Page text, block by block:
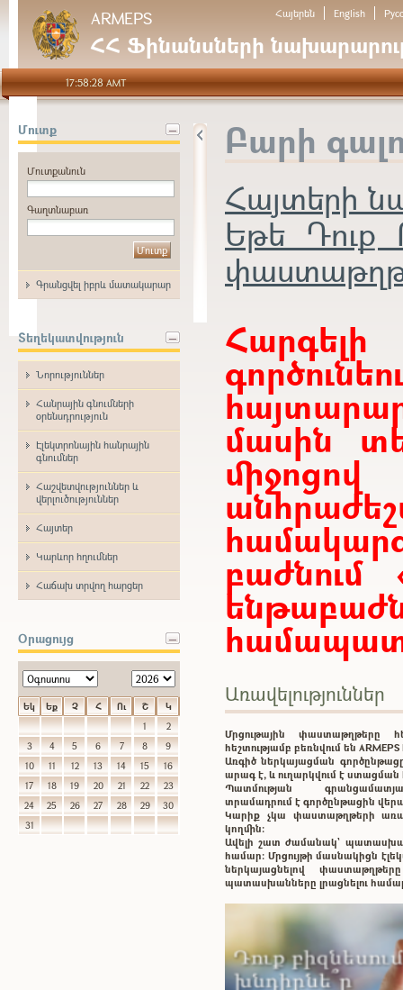
ARMEPS
ՀՀ Ֆինանսների
Հայերեն English
17:58:28 AMT
Մուտք
Մուտքանուն
Գաղտնաբառ
Գրանցվել իբրև մատակարար
Տեղեկատվություն
Նորություններ
Հանրային գնումների
օրենսդրություն
Էլեկտրոնային հանրային
գնումներ
Հաշվետվություններ և
վերլուծություններ
Հայտեր
Կարևոր հղումներ
Հաճախ տրվող հարցեր
Օրացույց
Եկ Եք Չ Հ Ու Շ
Կ
1
2
3
4 5 6 7 8
9
10
11 12 13 14 15
16
17
18 19 20 21 22
23
24
25 26 27 28 29
30
31
Բարի
Հայտերի
Եթե Դուք
մասին
բաժնում
Առավելություններ
Մրցութային փաստաթղթերը
հեշտությամբ բեռնվում են
Առգիծ ներկայացման
արագ է, և ուղարկվում է
Պատմության
տրամադրում է գործընթացին
Կարիք չկա փաստաթղթերի
կողմին:
Ավելի շատ ժամանակ`
համար: Մրցույթի մասնակիցն
ներկայացնելով
պատասխանները լրացնելու